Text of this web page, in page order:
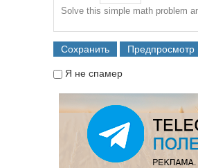
Solve this simple math problem
Я не спамер